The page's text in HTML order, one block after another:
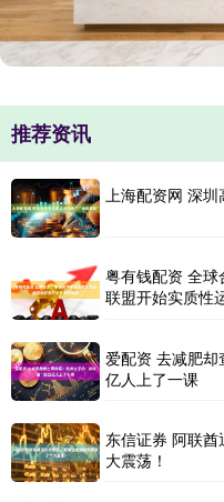
推荐资讯
上海配资网 深
粤有钱配资 全
联盟开始实质性
爱配资 去减肥却
亿人上了一课
东信证券 阿联
大震荡！